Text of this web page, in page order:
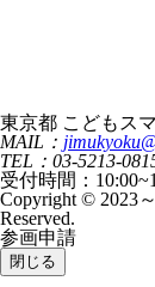
東京都 こどもス
MAIL：
TEL：03-5213-
受付時間：
Copyright © 2023
Reserved.
参画申請
閉じる